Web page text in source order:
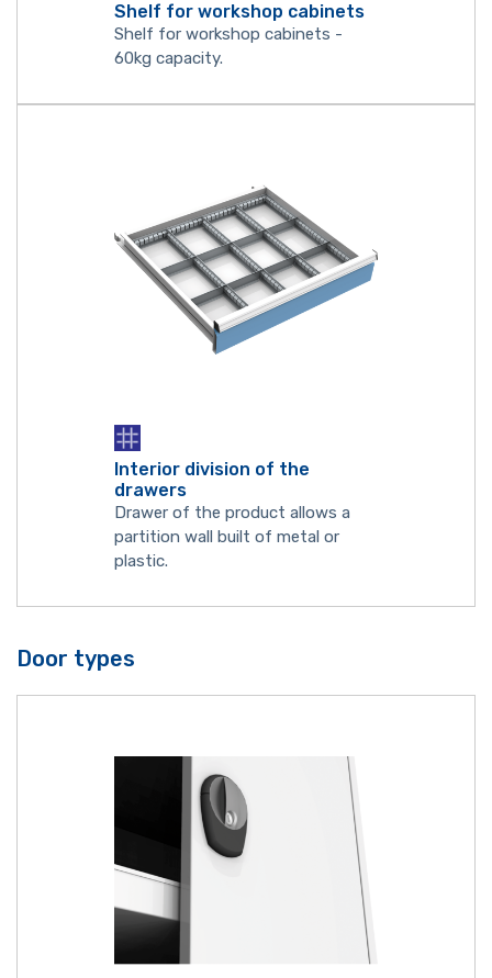
Shelf for workshop cabinets
Shelf for workshop cabinets -
60kg capacity.
Interior division of the
drawers
Drawer of the product allows a
partition wall built of metal or
plastic.
Door types